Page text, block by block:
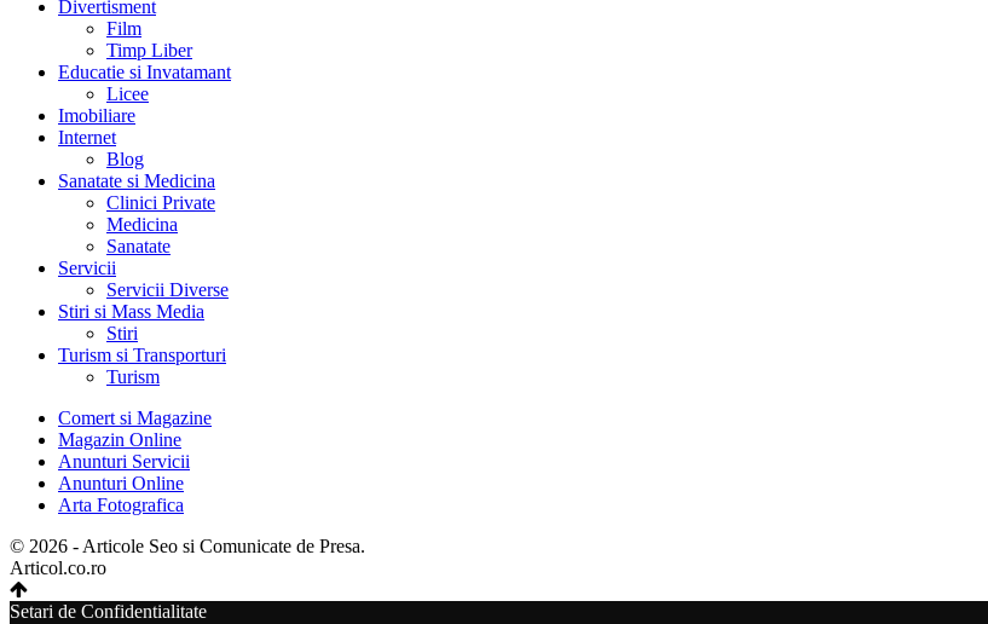
Divertisment
Film
Timp Liber
Educatie si Invatamant
Licee
Imobiliare
Internet
Blog
Sanatate si Medicina
Clinici Private
Medicina
Sanatate
Servicii
Servicii Diverse
Stiri si Mass Media
Stiri
Turism si Transporturi
Turism
Comert si Magazine
Magazin Online
Anunturi Servicii
Anunturi Online
Arta Fotografica
© 2026 - Articole Seo si Comunicate de Presa.
Articol.co.ro
Setari de Confidentialitate